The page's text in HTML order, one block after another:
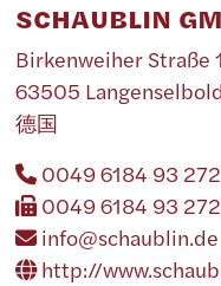
SCHAUBLIN
Birkenweiher Straße
63505 Langenselbold
德国
0049 6184 93
0049 6184 93
info@schaublin.de
http://